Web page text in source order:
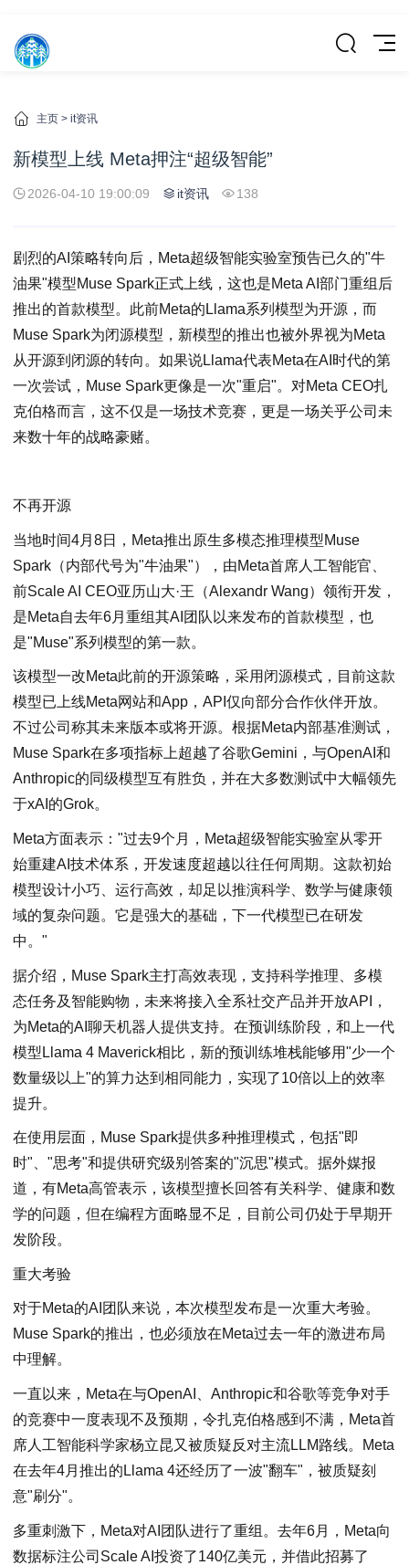
主页 > it资讯
新模型上线 Meta押注“超级智能”
2026-04-10 19:00:09 it资讯 138
剧烈的AI策略转向后，Meta超级智能实验室预告已久的"牛
油果"模型Muse Spark正式上线，这也是Meta AI部门重组后
推出的首款模型。此前Meta的Llama系列模型为开源，而
Muse Spark为闭源模型，新模型的推出也被外界视为Meta
从开源到闭源的转向。如果说Llama代表Meta在AI时代的第
一次尝试，Muse Spark更像是一次"重启"。对Meta CEO扎
克伯格而言，这不仅是一场技术竞赛，更是一场关乎公司未
来数十年的战略豪赌。
不再开源
当地时间4月8日，Meta推出原生多模态推理模型Muse
Spark（内部代号为"牛油果"），由Meta首席人工智能官、
前Scale AI CEO亚历山大·王（Alexandr Wang）领衔开发，
是Meta自去年6月重组其AI团队以来发布的首款模型，也
是"Muse"系列模型的第一款。
该模型一改Meta此前的开源策略，采用闭源模式，目前这款
模型已上线Meta网站和App，API仅向部分合作伙伴开放。
不过公司称其未来版本或将开源。根据Meta内部基准测试，
Muse Spark在多项指标上超越了谷歌Gemini，与OpenAI和
Anthropic的同级模型互有胜负，并在大多数测试中大幅领先
于xAI的Grok。
Meta方面表示："过去9个月，Meta超级智能实验室从零开
始重建AI技术体系，开发速度超越以往任何周期。这款初始
模型设计小巧、运行高效，却足以推演科学、数学与健康领
域的复杂问题。它是强大的基础，下一代模型已在研发
中。"
据介绍，Muse Spark主打高效表现，支持科学推理、多模
态任务及智能购物，未来将接入全系社交产品并开放API，
为Meta的AI聊天机器人提供支持。在预训练阶段，和上一代
模型Llama 4 Maverick相比，新的预训练堆栈能够用"少一个
数量级以上"的算力达到相同能力，实现了10倍以上的效率
提升。
在使用层面，Muse Spark提供多种推理模式，包括"即
时"、"思考"和提供研究级别答案的"沉思"模式。据外媒报
道，有Meta高管表示，该模型擅长回答有关科学、健康和数
学的问题，但在编程方面略显不足，目前公司仍处于早期开
发阶段。
重大考验
对于Meta的AI团队来说，本次模型发布是一次重大考验。
Muse Spark的推出，也必须放在Meta过去一年的激进布局
中理解。
一直以来，Meta在与OpenAI、Anthropic和谷歌等竞争对手
的竞赛中一度表现不及预期，令扎克伯格感到不满，Meta首
席人工智能科学家杨立昆又被质疑反对主流LLM路线。Meta
在去年4月推出的Llama 4还经历了一波"翻车"，被质疑刻
意"刷分"。
多重刺激下，Meta对AI团队进行了重组。去年6月，Meta向
数据标注公司Scale AI投资了140亿美元，并借此招募了